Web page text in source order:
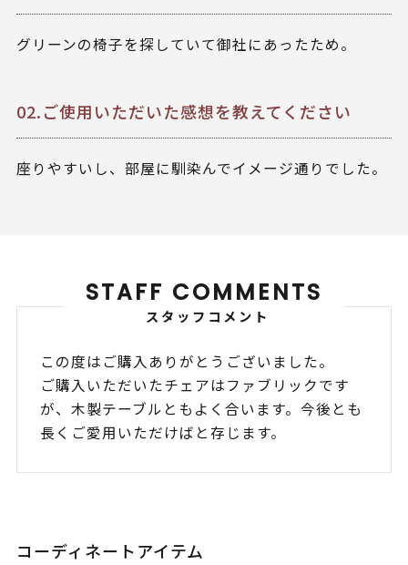
グリーンの椅子を探していて御社にあったため。
02.ご使用いただいた感想を教えてください
座りやすいし、部屋に馴染んでイメージ通りでした。
STAFF COMMENTS
スタッフコメント
この度はご購入ありがとうございました。
ご購入いただいたチェアはファブリックです
が、木製テーブルともよく合います。今後とも
長くご愛用いただけばと存じます。
コーディネートアイテム